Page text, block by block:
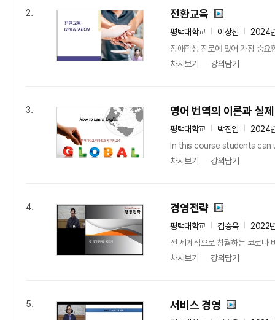
2. 전환교육
평택대학교 이상진
2024
장애학생 진로에 있어 가장 중요
차시보기
강의담기
3. 영어 번역의 이론과 실제
평택대학교 박진임
2024
In this course students can
차시보기
강의담기
4. 경영전략
평택대학교 김승욱
2022
전 세계적으로 창궐하는 코로나
차시보기
강의담기
5. 서비스 경영